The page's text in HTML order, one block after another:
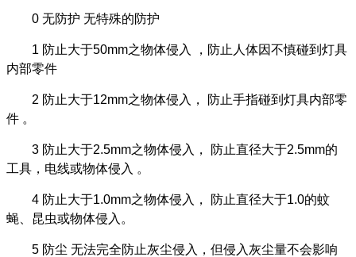
0 无防护 无特殊的防护
1 防止大于50mm之物体侵入 ，防止人体因不慎碰到灯具
内部零件
2 防止大于12mm之物体侵入， 防止手指碰到灯具内部零
件 。
3 防止大于2.5mm之物体侵入， 防止直径大于2.5mm的
工具，电线或物体侵入 。
4 防止大于1.0mm之物体侵入， 防止直径大于1.0的蚊
蝇、昆虫或物体侵入。
5 防尘 无法完全防止灰尘侵入，但侵入灰尘量不会影响